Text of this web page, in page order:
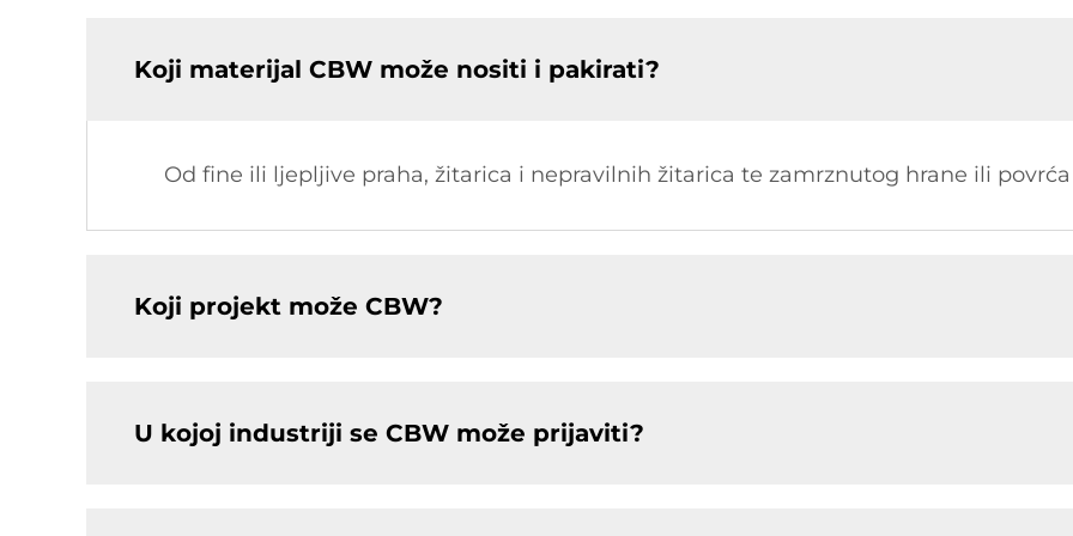
Koji materijal CBW može nositi i pakirati?
Od fine ili ljepljive praha, žitarica i nepravilnih žitarica te zamrznutog hrane ili
Koji projekt može CBW?
U kojoj industriji se CBW može prijaviti?